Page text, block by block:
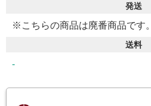
発送
※こちらの商品は廃番商品です。
送料
-